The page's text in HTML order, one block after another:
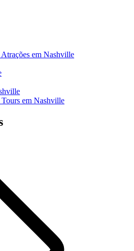
Atrações em Nashville
Tours em Nashville